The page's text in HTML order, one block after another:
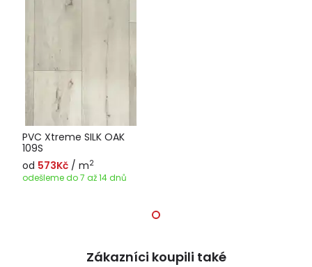
PVC Xtreme SILK OAK
109S
od 573Kč / m2
odešleme do 7 až 14 dnů
Zákazníci koupili také